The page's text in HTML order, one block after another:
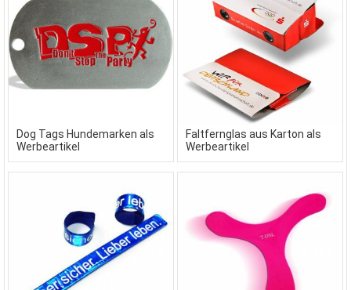
Dog Tags Hundemarken als
Werbeartikel
Faltfernglas aus Karton als
Werbeartikel